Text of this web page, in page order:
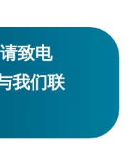
致电
我们联